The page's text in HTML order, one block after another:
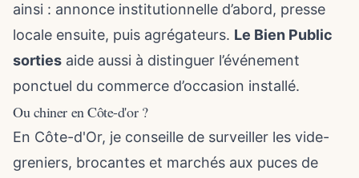
ainsi : annonce institutionnelle d’abord, presse
locale ensuite, puis agrégateurs. Le Bien Public
sorties aide aussi à distinguer l’événement
ponctuel du commerce d’occasion installé.
Ou chiner en Côte-d'or ?
En Côte-d'Or, je conseille de surveiller les vide-
greniers, brocantes et marchés aux puces de